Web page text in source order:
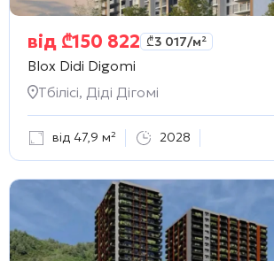
від ₾150 822 ₾3 017/м²
Blox Didi Digomi
Тбілісі, Діді Дігомі
від 47,9 м² 2028